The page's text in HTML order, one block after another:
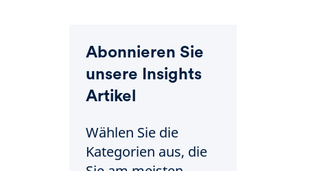
Abonnieren Sie
unsere Insights
Artikel
Wählen Sie die
Kategorien aus, die